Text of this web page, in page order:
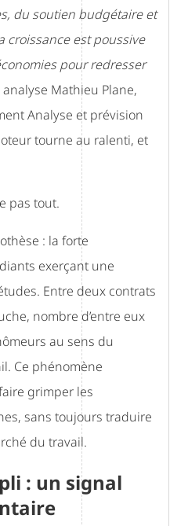
du soutien budgétaire et
croissance est poussive
pour redresser
analyse Mathieu Plane,
Analyse et prévision
tourne au ralenti, et
pas tout.
: la forte
exerçant une
Entre deux contrats
nombre d’entre eux
au sens du
Ce phénomène
grimper les
sans toujours traduire
du travail.
: un signal